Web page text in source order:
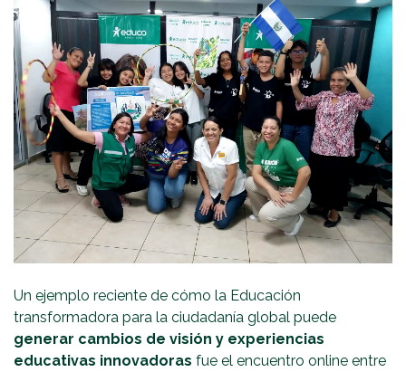
Un ejemplo reciente de cómo la Educación
transformadora para la ciudadanía global puede
generar cambios de visión y experiencias
educativas innovadoras fue el encuentro online entre